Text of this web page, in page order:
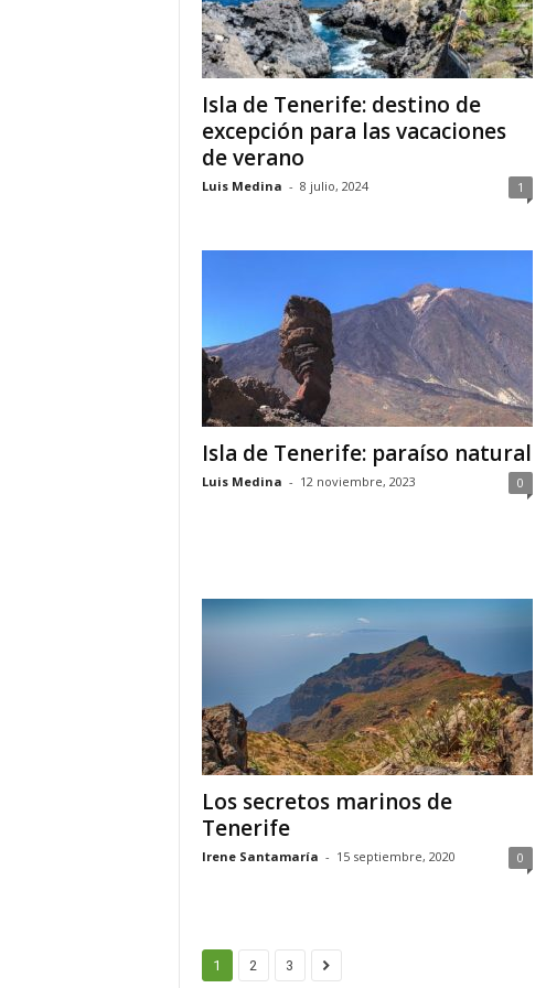
Isla de Tenerife: destino de
excepción para las vacaciones
de verano
Luis Medina - 8 julio, 2024 1
Isla de Tenerife: paraíso natural
Luis Medina - 12 noviembre, 2023 0
Los secretos marinos de
Tenerife
Irene Santamaría - 15 septiembre, 2020 0
1 2 3